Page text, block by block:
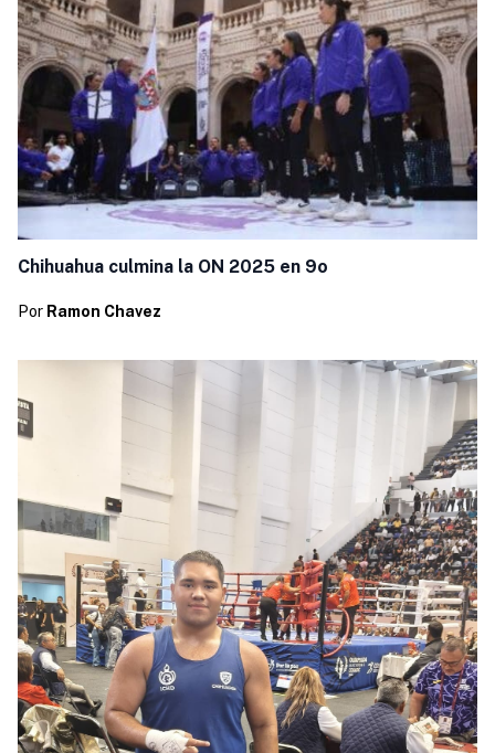
Chihuahua culmina la ON 2025 en 9o
Por Ramon Chavez